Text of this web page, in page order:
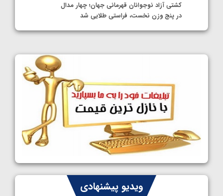
کشتی آزاد نوجوانان قهرمانی جهان؛ چهار مدال
در پنج وزن نخست، فراستی طلایی شد
1405/05/11
کشتی آزاد نوجوانان جهان؛ رقبای نمایندگان
ایران مشخص شدند
1405/05/08
کشتی فرنگی نوجوانان جهان؛ سکوی تیمی
سوم برای ایران
1405/05/07
ایران چشم به راه چهار مدال در پنج وزن دوم
کشتی فرنگی نوجوانان جهانویدیو پیشنهادی